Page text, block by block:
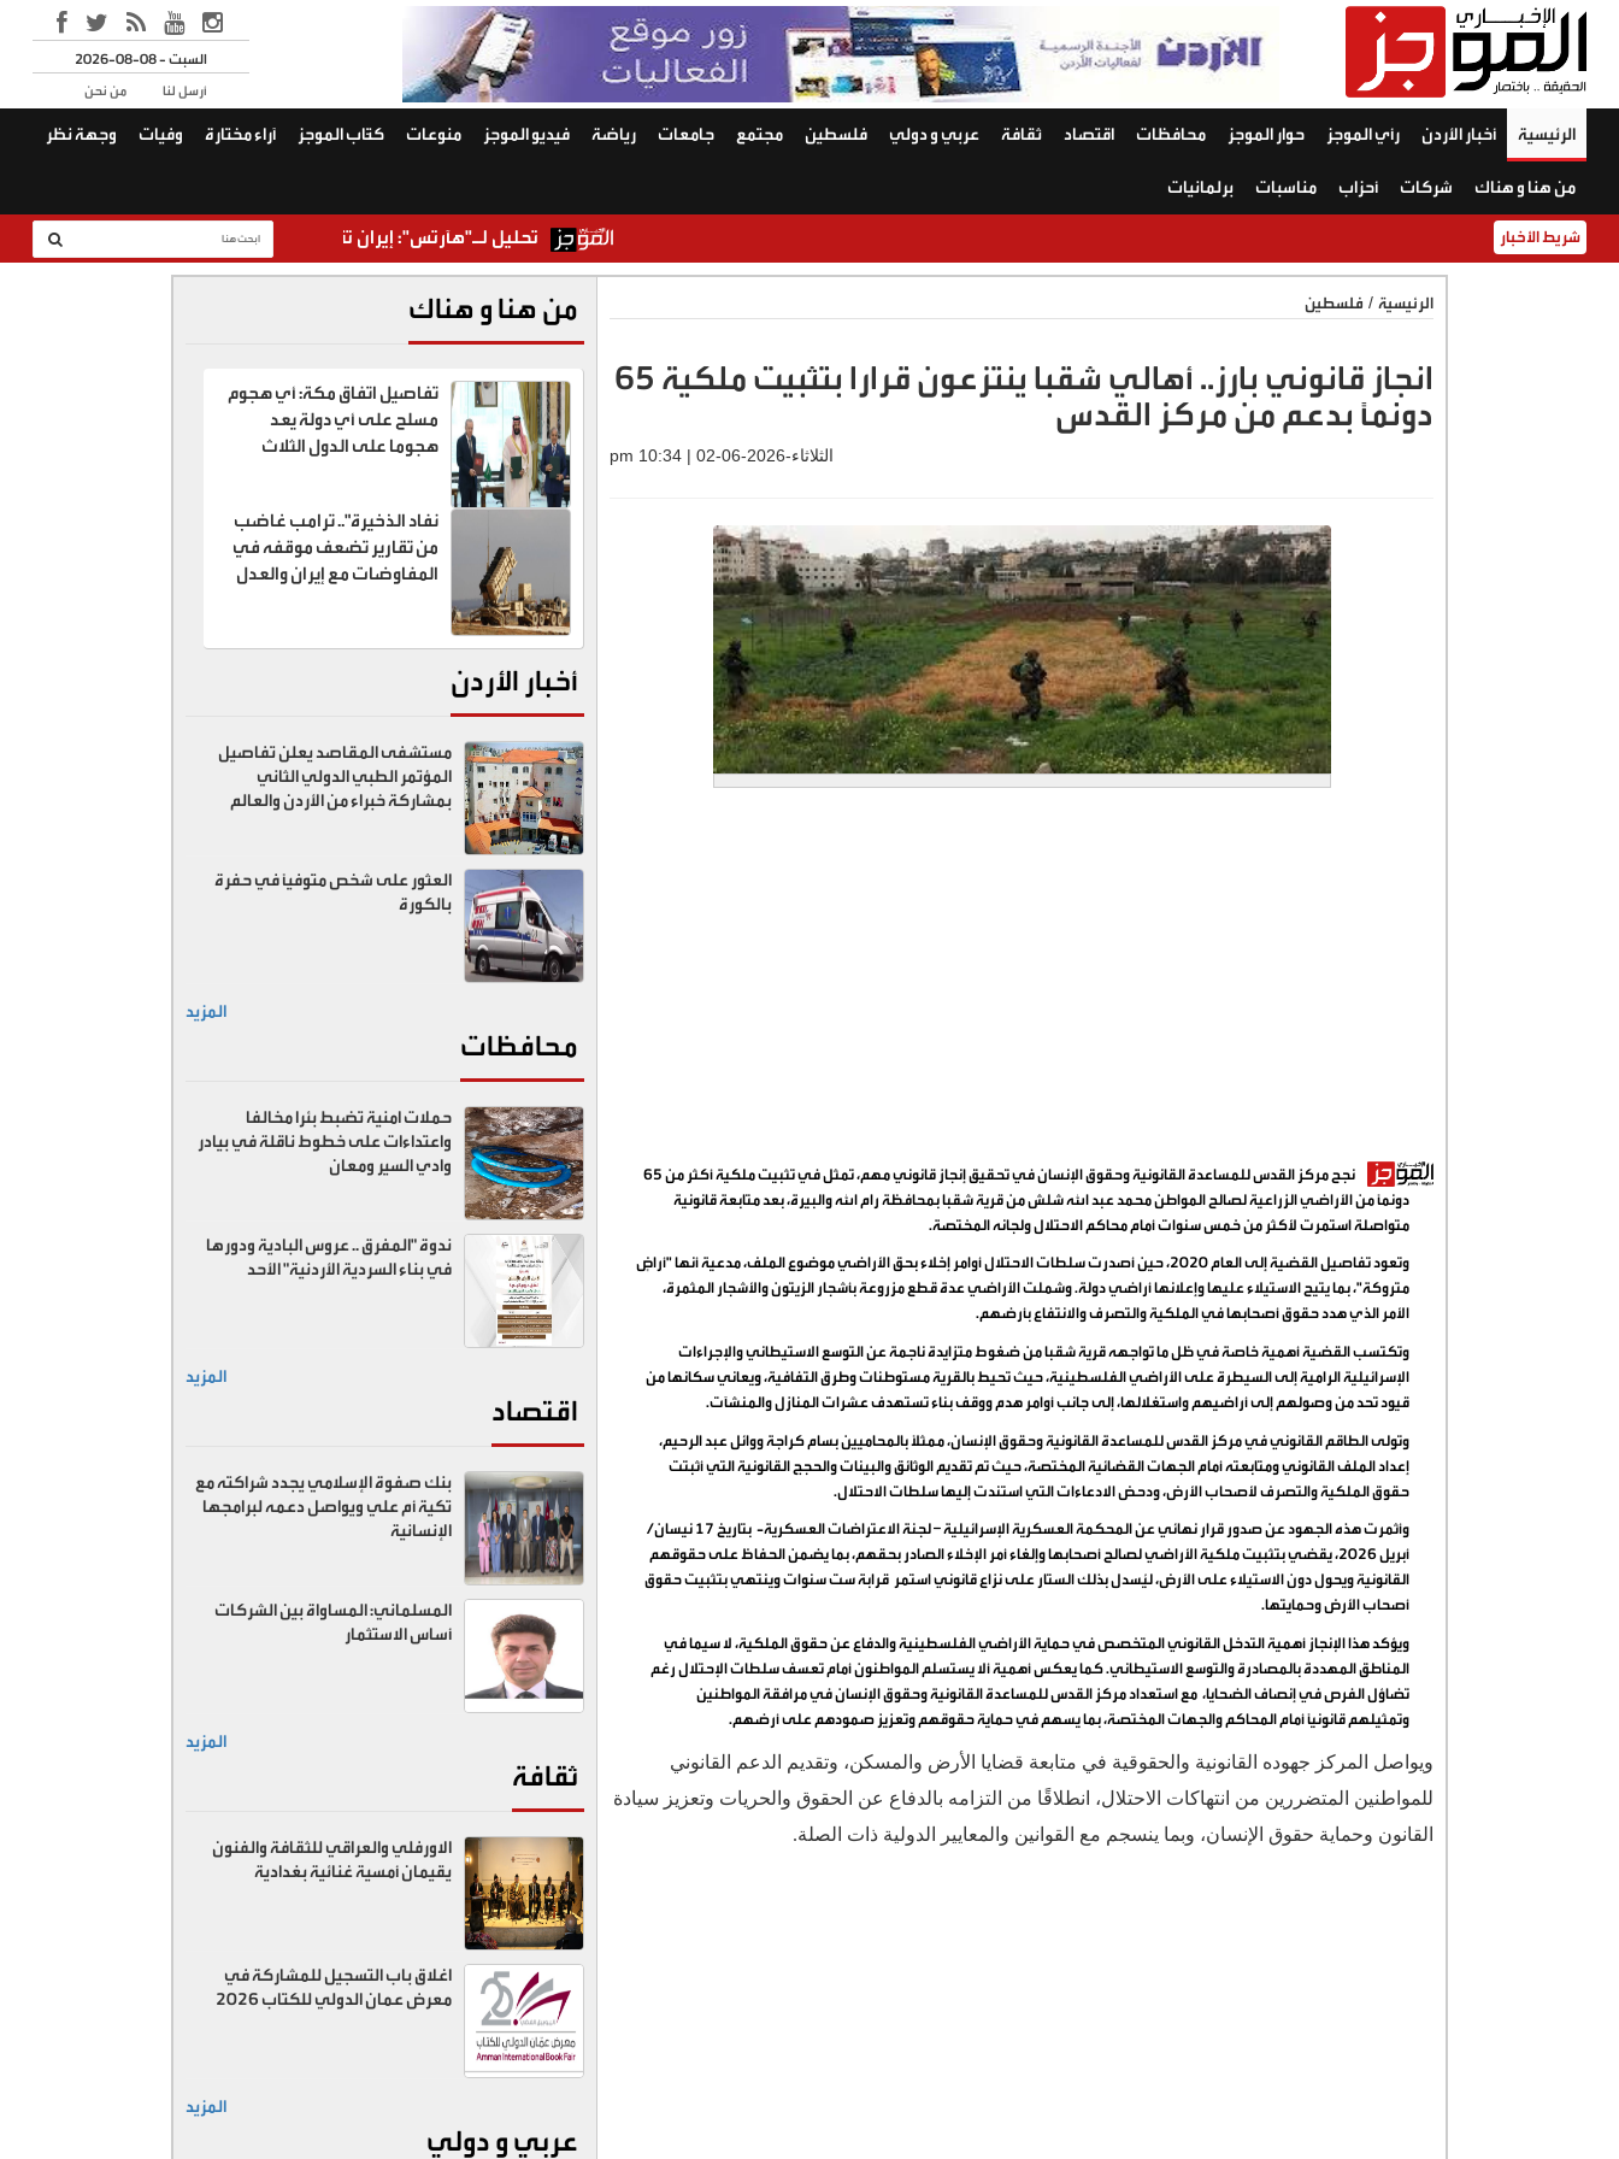
2026-08-08 - السبت
من نحن
أرسل لنا
الرئيسية أخبار الأردن رأي الموجز حوار الموجز محافظات اقتصاد ثقافة عربي و دولي فلسطين مجتمع جامعات رياضة فيديو الموجز منوعات كتّاب الموجز آراء مختارة وفيات وجهة نظر
من هنا و هناك شركات أحزاب مناسبات برلمانيات
شريط الأخبار تحليل لـ"هآرتس": إيران تقترب من السيطرة على هرمز من دون أن تضطر
الرئيسية / فلسطين
انجاز قانوني بارز.. أهالي شقبا ينتزعون قرارا بتثبيت ملكية 65
دونمًا بدعم من مركز القدس
الثلاثاء-2026-06-02 | 10:34 pm
نجح مركز القدس للمساعدة القانونية وحقوق الإنسان في تحقيق إنجاز قانوني مهم، تمثل في تثبيت ملكية أكثر من 65
دونمًا من الأراضي الزراعية لصالح المواطن محمد عبد الله شلش من قرية شقبا بمحافظة رام الله والبيرة، بعد متابعة قانونية
متواصلة استمرت لأكثر من خمس سنوات أمام محاكم الاحتلال ولجانه المختصة.
وتعود تفاصيل القضية إلى العام 2020، حين أصدرت سلطات الاحتلال أوامر إخلاء بحق الأراضي موضوع الملف، مدعية أنها "أراضٍ
متروكة"، بما يتيح الاستيلاء عليها وإعلانها أراضي دولة. وشملت الأراضي عدة قطع مزروعة بأشجار الزيتون والأشجار المثمرة،
الأمر الذي هدد حقوق أصحابها في الملكية والتصرف والانتفاع بأرضهم.
وتكتسب القضية أهمية خاصة في ظل ما تواجهه قرية شقبا من ضغوط متزايدة ناجمة عن التوسع الاستيطاني والإجراءات
الإسرائيلية الرامية إلى السيطرة على الأراضي الفلسطينية، حيث تحيط بالقرية مستوطنات وطرق التفافية، ويعاني سكانها من
قيود تحد من وصولهم إلى أراضيهم واستغلالها، إلى جانب أوامر هدم ووقف بناء تستهدف عشرات المنازل والمنشآت.
وتولى الطاقم القانوني في مركز القدس للمساعدة القانونية وحقوق الإنسان، ممثلًا بالمحاميين بسام كراجة ووائل عبد الرحيم،
إعداد الملف القانوني ومتابعته أمام الجهات القضائية المختصة، حيث تم تقديم الوثائق والبينات والحجج القانونية التي أثبتت
حقوق الملكية والتصرف لأصحاب الأرض، ودحض الادعاءات التي استندت إليها سلطات الاحتلال.
وأثمرت هذه الجهود عن صدور قرار نهائي عن المحكمة العسكرية الإسرائيلية – لجنة الاعتراضات العسكرية- بتاريخ 17 نيسان/
أبريل 2026، يقضي بتثبيت ملكية الأراضي لصالح أصحابها وإلغاء أمر الإخلاء الصادر بحقهم، بما يضمن الحفاظ على حقوقهم
القانونية ويحول دون الاستيلاء على الأرض، ليُسدل بذلك الستار على نزاع قانوني استمر قرابة ست سنوات وينتهي بتثبيت حقوق
أصحاب الأرض وحمايتها.
ويؤكد هذا الإنجاز أهمية التدخل القانوني المتخصص في حماية الأراضي الفلسطينية والدفاع عن حقوق الملكية، لا سيما في
المناطق المهددة بالمصادرة والتوسع الاستيطاني. كما يعكس أهمية ألا يستسلم المواطنون أمام تعسف سلطات الإحتلال رغم
تضاؤل الفرص في إنصاف الضحايا، مع استعداد مركز القدس للمساعدة القانونية وحقوق الإنسان في مرافقة المواطنين
وتمثيلهم قانونيًا أمام المحاكم والجهات المختصة، بما يسهم في حماية حقوقهم وتعزيز صمودهم على أرضهم.
ويواصل المركز جهوده القانونية والحقوقية في متابعة قضايا الأرض والمسكن، وتقديم الدعم القانوني
للمواطنين المتضررين من انتهاكات الاحتلال، انطلاقًا من التزامه بالدفاع عن الحقوق والحريات وتعزيز سيادة
القانون وحماية حقوق الإنسان، وبما ينسجم مع القوانين والمعايير الدولية ذات الصلة.
من هنا و هناك
تفاصيل اتفاق مكة: أي هجوم
مسلح على أي دولة يعد
هجوما على الدول الثلاث
نفاد الذخيرة".. ترامب غاضب
من تقارير تضعف موقفه في
المفاوضات مع إيران والعدل
أخبار الأردن
مستشفى المقاصد يعلن تفاصيل
المؤتمر الطبي الدولي الثاني
بمشاركة خبراء من الأردن والعالم
العثور على شخص متوفيًا في حفرة
بالكورة
المزيد
محافظات
حملات امنية تضبط بئرا مخالفا
واعتداءات على خطوط ناقلة في بيادر
وادي السير ومعان
ندوة "المفرق .. عروس البادية ودورها
في بناء السردية الأردنية" الأحد
المزيد
اقتصاد
بنك صفوة الإسلامي يجدد شراكته مع
تكية أم علي ويواصل دعمه لبرامجها
الإنسانية
المسلماني: المساواة بين الشركات
أساس الاستثمار
المزيد
ثقافة
الاورفلي والعراقي للثقافة والفنون
يقيمان أمسية غنائية بغدادية
اغلاق باب التسجيل للمشاركة في
معرض عمان الدولي للكتاب 2026
المزيد
عربي و دولي